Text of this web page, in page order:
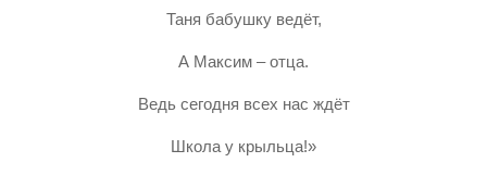
Таня бабушку ведёт,
А Максим – отца.
Ведь сегодня всех нас ждёт
Школа у крыльца!»